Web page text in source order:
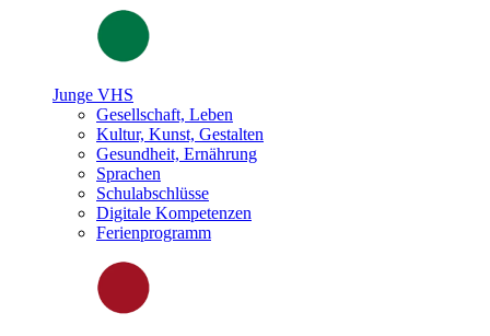
Junge VHS
Gesellschaft, Leben
Kultur, Kunst, Gestalten
Gesundheit, Ernährung
Sprachen
Schulabschlüsse
Digitale Kompetenzen
Ferienprogramm